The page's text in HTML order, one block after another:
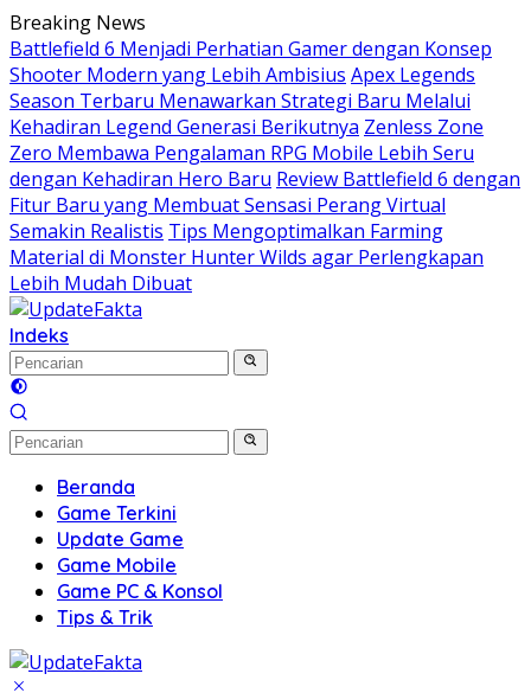
Langsung
ke
konten
Breaking News
Battlefield 6 Menjadi Perhatian Gamer dengan Konsep
Shooter Modern yang Lebih Ambisius Apex Legends
Season Terbaru Menawarkan Strategi Baru Melalui
Kehadiran Legend Generasi Berikutnya Zenless Zone
Zero Membawa Pengalaman RPG Mobile Lebih Seru
dengan Kehadiran Hero Baru Review Battlefield 6 dengan
Fitur Baru yang Membuat Sensasi Perang Virtual
Semakin Realistis Tips Mengoptimalkan Farming
Material di Monster Hunter Wilds agar Perlengkapan
Lebih Mudah Dibuat
Indeks
Beranda
Game Terkini
Update Game
Game Mobile
Game PC & Konsol
Tips & Trik